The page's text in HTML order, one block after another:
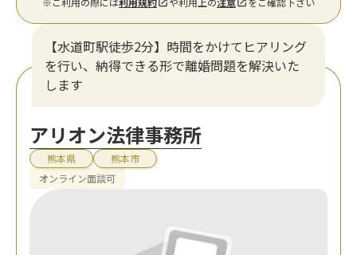
【水道町駅徒歩2分】時間をかけてヒアリング
を行い、納得できる形で離婚問題を解決いた
します
アリオン法律事務所
熊本県
熊本市
オンライン面談可